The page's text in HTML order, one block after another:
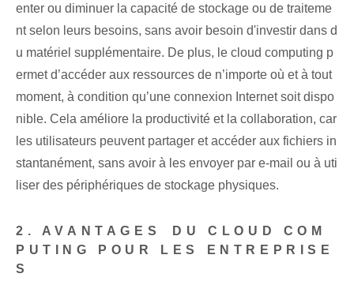
enter ou diminuer la capacité de stockage ou de traiteme
nt selon leurs besoins, sans avoir besoin d'investir dans d
u matériel supplémentaire. De plus, le cloud computing p
ermet d’accéder aux ressources de n’importe où et à tout
moment, à condition qu’une connexion Internet soit dispo
nible. Cela améliore la productivité et la collaboration, car
⁤les utilisateurs peuvent partager⁢ et accéder aux fichiers in
stantanément, sans avoir à les envoyer par ⁢e-mail ou à uti
liser des périphériques de stockage physiques.
2. AVANTAGES⁢ DU CLOUD COM
PUTING POUR LES ENTREPRISE
S